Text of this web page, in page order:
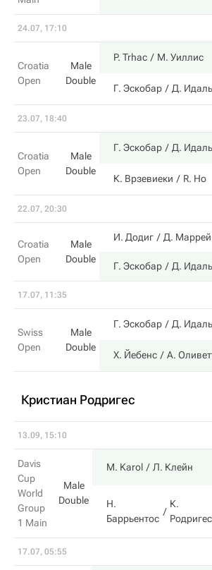
24.07, 17:10
Croatia
Open
Male
Double
P. Trhac М. Уиллис
Г. Эскобар Д.
23.07, 18:40
Croatia
Open
Male
Double
Г. Эскобар Д.
К. Врзевиеки R. Ho
22.07, 20:30
Croatia
Open
Male
Double
И. Додиг Д. Маррей
Г. Эскобар Д.
17.07, 11:35
Swiss
Open
Male
Double
Г. Эскобар Д.
Х. Йебенс А.
Кристиан Родригес
13.09, 15:10
Davis
Cup
World
Group
1 Main
Male
Double
M. Karol Л. Клейн
Н.
Баррьентос
К.
Родригес
17.07, 05:55